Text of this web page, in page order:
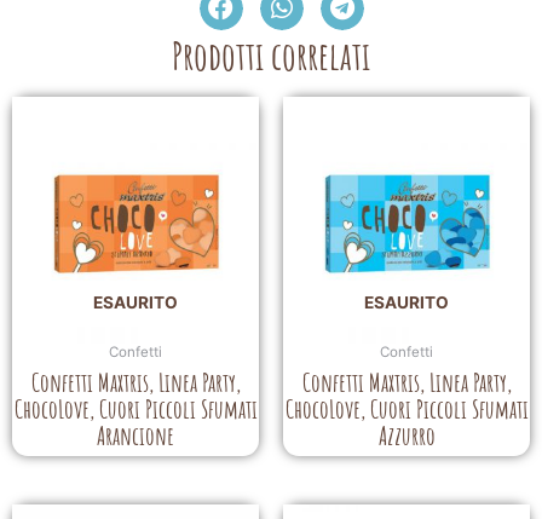
Prodotti correlati
ESAURITO
Confetti
Confetti Maxtris, Linea Party,
ChocoLove, Cuori Piccoli Sfumati
Arancione
ESAURITO
Confetti
Confetti Maxtris, Linea Party,
ChocoLove, Cuori Piccoli Sfumati
Azzurro